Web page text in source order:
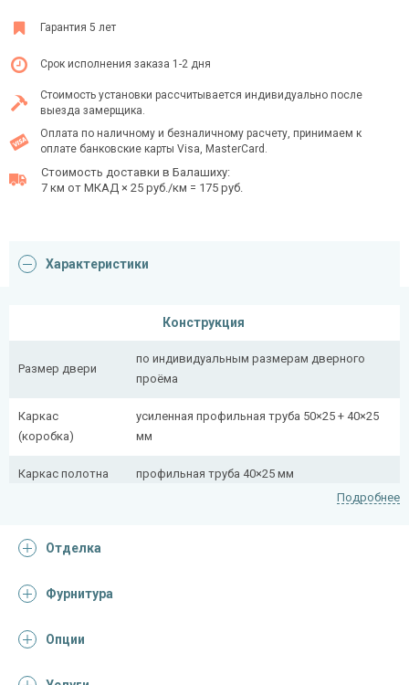
Гарантия 5 лет
Срок исполнения заказа 1-2 дня
Стоимость установки рассчитывается индивидуально после
выезда замерщика.
Оплата по наличному и безналичному расчету, принимаем к
оплате банковские карты Visa, MasterCard.
Стоимость доставки в Балашиху:
7 км от МКАД × 25 руб./км = 175 руб.
Характеристики
Конструкция
Размер двери
по индивидуальным размерам дверного
проёма
Каркас
(коробка)
усиленная профильная труба 50×25 + 40×25
мм
Каркас полотна профильная труба 40×25 мм
Притворная
Ребра жесткости
Подробнее
Отделка
Фурнитура
Опции